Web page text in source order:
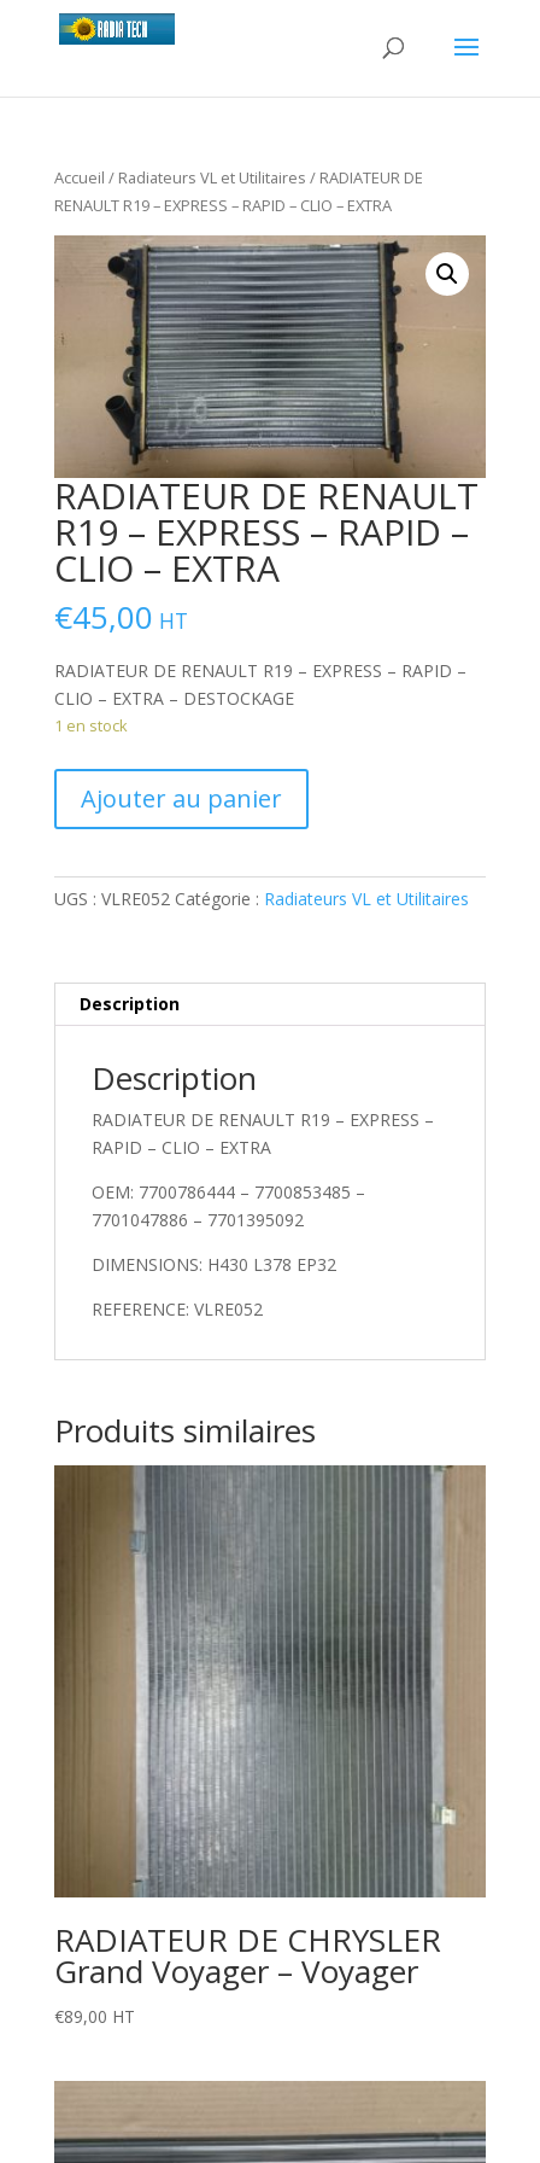
Accueil / Radiateurs VL et Utilitaires / RADIATEUR DE
RENAULT R19 – EXPRESS – RAPID – CLIO – EXTRA
RADIATEUR DE RENAULT
R19 – EXPRESS – RAPID –
CLIO – EXTRA
€45,00 HT
RADIATEUR DE RENAULT R19 – EXPRESS – RAPID –
CLIO – EXTRA – DESTOCKAGE
1 en stock
RADIATEUR
RENAULT
RAPID
EXTRA
Ajouter au panier
UGS : VLRE052 Catégorie : Radiateurs VL et Utilitaires
Description
Description
RADIATEUR DE RENAULT R19 – EXPRESS –
RAPID – CLIO – EXTRA
OEM: 7700786444 – 7700853485 –
7701047886 – 7701395092
DIMENSIONS: H430 L378 EP32
REFERENCE: VLRE052
Produits similaires
RADIATEUR DE CHRYSLER
Grand Voyager – Voyager
€89,00 HT